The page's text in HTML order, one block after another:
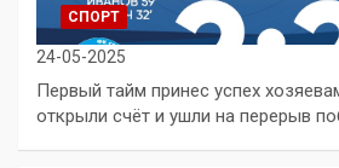
СПОРТ
24-05-2025
Первый тайм принес успех
открыли счёт и ушли на перерыв